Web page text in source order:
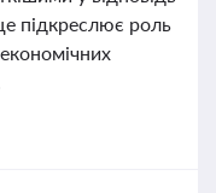
підкреслює роль